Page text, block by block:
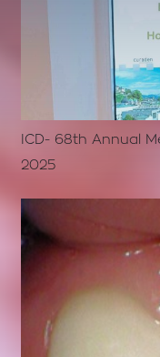
ICD- 68th Annual
2025